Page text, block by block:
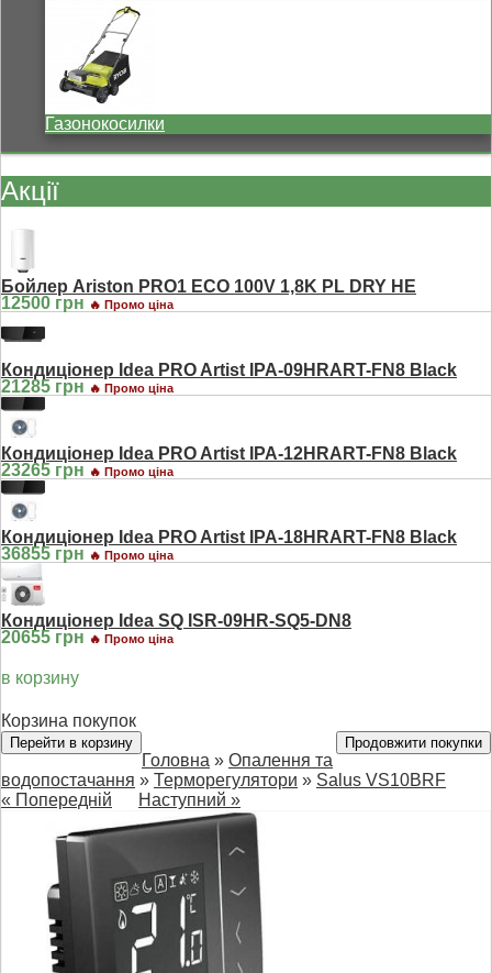
Газонокосилки
Акції
Бойлер Ariston PRO1 ECO 100V 1,8K PL DRY HE
12500 грн 🔥 Промо ціна
Кондиціонер Idea PRO Artist IPA-09HRART-FN8 Black
21285 грн 🔥 Промо ціна
Кондиціонер Idea PRO Artist IPA-12HRART-FN8 Black
23265 грн 🔥 Промо ціна
Кондиціонер Idea PRO Artist IPA-18HRART-FN8 Black
36855 грн 🔥 Промо ціна
Кондиціонер Idea SQ ISR-09HR-SQ5-DN8
20655 грн 🔥 Промо ціна
в корзину
Корзина покупок
Перейти в корзину Продовжити покупки
Головна » Опалення та
водопостачання » Терморегулятори » Salus VS10BRF
« Попередній
Наступний »